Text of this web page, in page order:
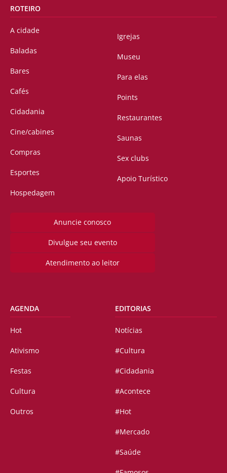
ROTEIRO
A cidade
Baladas
Bares
Cafés
Cidadania
Cine/cabines
Compras
Esportes
Hospedagem
Igrejas
Museu
Para elas
Points
Restaurantes
Saunas
Sex clubs
Apoio Turístico
Anuncie conosco
Divulgue seu evento
Atendimento ao leitor
AGENDA
Hot
Ativismo
Festas
Cultura
Outros
EDITORIAS
Notícias
#Cultura
#Cidadania
#Acontece
#Hot
#Mercado
#Saúde